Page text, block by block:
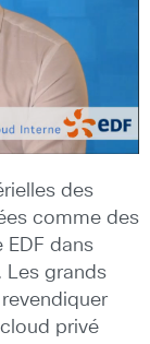
des
comme des
EDF dans
Les grands
privé